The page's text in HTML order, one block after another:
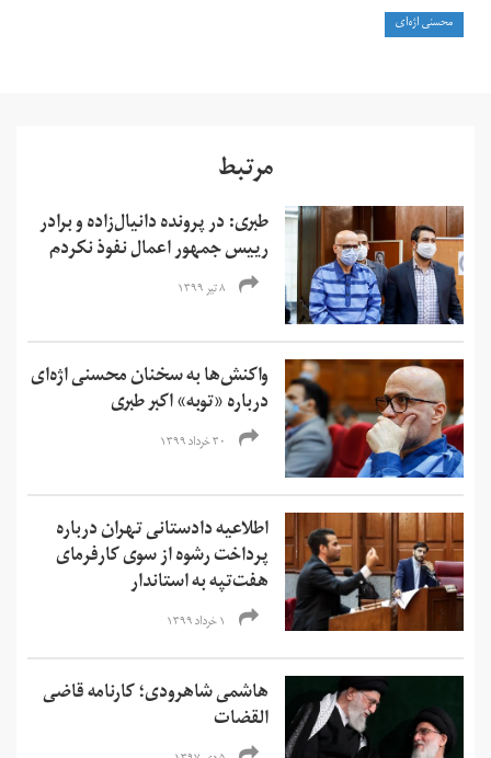
محسنی اژه‌ای
مرتبط
طبری: در پرونده دانیال‌زاده و برادر
رییس جمهور اعمال نفوذ نکردم
۸ تیر ۱۳۹۹
واکنش‌ها به سخنان محسنی‌ اژه‌ای
درباره «توبه» اکبر طبری
۳۰ خرداد ۱۳۹۹
اطلاعیه دادستانی تهران درباره
پرداخت رشوه از سوی کارفرمای
هفت‌تپه به استاندار
۱ خرداد ۱۳۹۹
هاشمی شاهرودی؛ کارنامه قاضی
القضات